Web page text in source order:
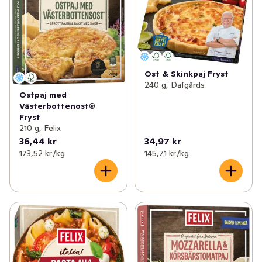
Ostpaj med
Västerbottenost®
Fryst
210 g, Felix
36,44 kr
173,52 kr /kg
Ost & Skinkpaj Fryst
240 g, Dafgårds
34,97 kr
145,71 kr /kg